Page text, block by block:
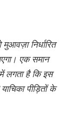
निर्धारित
एक समान
लगता है कि इस
पीड़ितों के